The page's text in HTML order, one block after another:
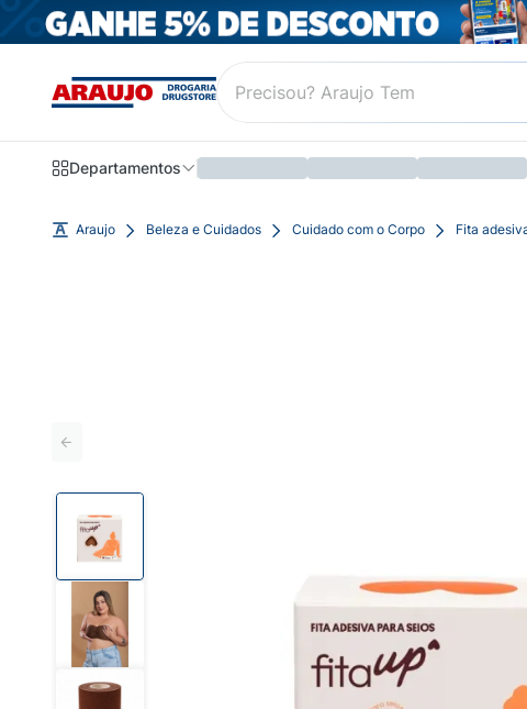
Departamentos
Araujo Beleza e Cuidados Cuidado com o Corpo Fita